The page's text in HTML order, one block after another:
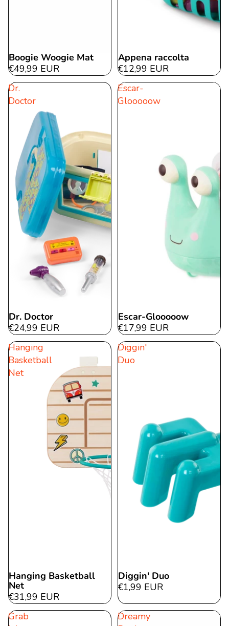
Boogie Woogie Mat
€49,99 EUR
Appena raccolta
€12,99 EUR
Dr.
Doctor
Dr. Doctor
€24,99 EUR
Escar-
Glooooow
Escar-Glooooow
€17,99 EUR
Hanging
Basketball
Net
Hanging Basketball
Net
€31,99 EUR
Diggin'
Duo
Diggin' Duo
€1,99 EUR
Grab
Dreamy